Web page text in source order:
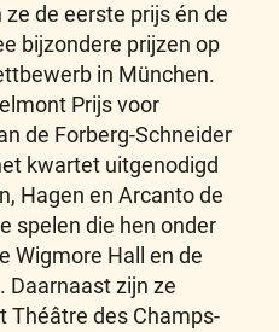
de eerste prijs én de
bijzondere prijzen op
in München.
Prijs voor
de Forberg-Schneider
kwartet uitgenodigd
Hagen en Arcanto de
spelen die hen onder
Wigmore Hall en de
Daarnaast zijn ze
Théâtre des Champs-